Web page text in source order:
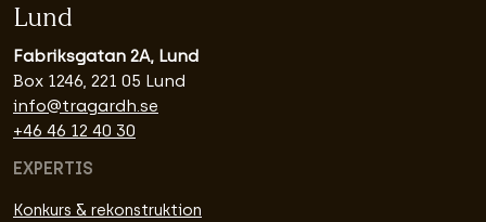
Lund
Fabriksgatan 2A, Lund
Box 1246, 221 05 Lund
info@tragardh.se
+46 46 12 40 30
EXPERTIS
Konkurs & rekonstruktion